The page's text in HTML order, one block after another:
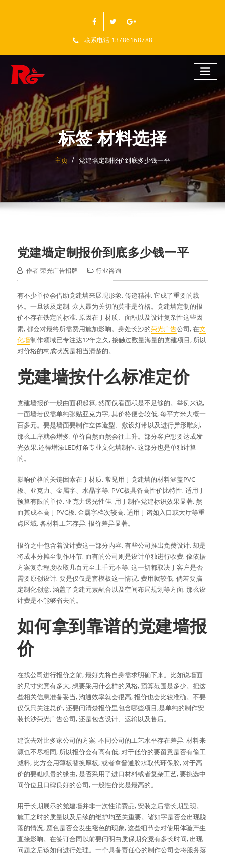
联系电话 13786168788
标签 材料选择
主页 党建墙定制报价到底多少钱一平
党建墙定制报价到底多少钱一平
作者荣光广告招牌 行业咨询
有不少单位会借助党建墙来展现形象, 传递精神, 它成了重要的载
体。一旦谈及定制, 众人最为关切的莫非是价格。党建墙定制的报
价不存在铁定的标准, 原因在于材质、面积以及设计复杂性这些因
素, 都会对最终所需费用施加影响。身处长沙的荣光广告公司, 在文
化墙制作领域已专注达12年之久, 接触过数量海量的党建项目, 所以
对价格的构成状况是相当清楚的。
党建墙按什么标准定价
党建墙报价一般由面积起算, 然而仅看面积是不足够的。举例来说,
一面墙若仅需单纯张贴亚克力字, 其价格便会较低, 每平方米大概一
百多元。要是墙面要制作立体造型、敷设灯带以及进行异形雕刻,
那么工序就会增多, 单价自然而然会往上升。部分客户想要达成发
光效果,还得增添LED灯条专业文化墙制作, 这部分也是单独计算
的。
影响价格的关键因素在于材质, 常见用于党建墙的材料涵盖PVC
板、亚克力、金属字、水晶字等, PVC板具备高性价比特性, 适用于
预算有限的单位, 亚克力透光性佳, 用于制作党建标识效果显著, 然
而其成本高于PVC板, 金属字档次较高, 适用于诸如入口或大厅等重
点区域, 各材料工艺存异, 报价差异显著。
报价之中包含着设计费这一部分内容, 有些公司推出免费设计, 却是
将成本分摊至制作环节, 而有的公司则是设计单独进行收费, 像依据
方案复杂程度收取几百元至上千元不等, 这一切都取决于客户是否
需要原创设计, 要是仅仅是套模板这一情况, 费用就较低, 倘若要搞
定制化创意, 涵盖了党建元素融合以及空间布局规划等方面, 那么设
计费是不能够省去的。
如何拿到靠谱的党建墙报
价
在找公司进行报价之前, 最好先将自身需求明确下来。比如说墙面
的尺寸究竟有多大, 想要采用什么样的风格, 预算范围是多少。把这
些相关信息准备妥当, 沟通效率就会很高, 报价也会比较准确。不要
仅仅只关注总价, 还要问清楚报价里包含哪些项目,是单纯的制作安
装长沙荣光广告公司, 还是包含设计、运输以及售后。
建议去对比多家公司的方案, 不同公司的工艺水平存在差异, 材料来
源也不尽相同, 所以报价会有高有低, 对于低价的要留意是否有偷工
减料, 比方会用薄板替换厚板, 或者拿普通胶水取代环保胶, 对于高
价的要瞧瞧贵的缘由, 是否采用了进口材料或者复杂工艺, 要挑选中
间价位且口碑良好的公司, 一般性价比是最高的。
用于长期展示的党建墙并非一次性消费品, 安装之后需长期呈现。
施工之时的质量以及后续的维护均至关重要。诸如字是否会出现脱
落的情况, 颜色是否会发生褪色的现象, 这些细节会对使用体验产生
直接影响。在签订合同以前要问明白质保期究竟有多长时间, 出现
问题之后该如何进行处理。一个具备责任心的制作公司会将服务落